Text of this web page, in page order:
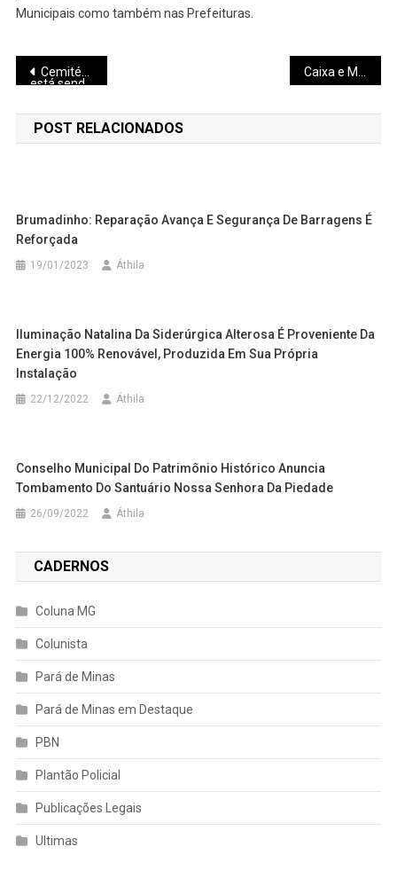
Municipais como também nas Prefeituras.
Navegação
de
Post
Cemitério Santo Antônio de Pará de Minas
está sendo preparado para o Dia de Finados
POST RELACIONADOS
Brumadinho: Reparação Avança E Segurança De Barragens É
Reforçada
19/01/2023 Áthila
Iluminação Natalina Da Siderúrgica Alterosa É Proveniente Da
Energia 100% Renovável, Produzida Em Sua Própria
Instalação
22/12/2022 Áthila
Conselho Municipal Do Patrimônio Histórico Anuncia
Tombamento Do Santuário Nossa Senhora Da Piedade
26/09/2022 Áthila
CADERNOS
Coluna MG
Colunista
Pará de Minas
Pará de Minas em Destaque
PBN
Plantão Policial
Publicações Legais
Ultimas